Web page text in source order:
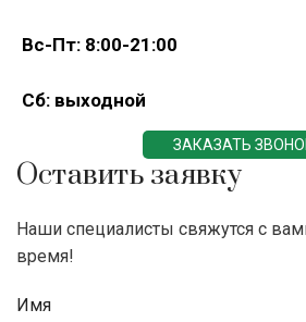
Вс-Пт: 8:00-21:00
Сб: выходной
ЗАКАЗАТЬ
Оставить заявку
Наши специалисты свяжутся с
время!
Имя